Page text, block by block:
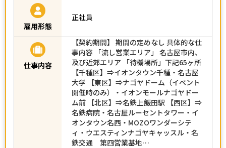
雇用形態
正社員
仕事内容
【契約期間】 期間の定めなし 具体的な仕
事内容 「流し営業エリア」 名古屋市内、
及び近郊エリア 「待機場所」下記65ヶ所
【千種区】⇒イオンタウン千種・名古屋
大学 【東区】⇒ナゴヤドーム（イベント
開催時のみ）・イオンモールナゴヤドー
ム前 【北区】⇒名鉄上飯田駅 【西区】⇒
名鉄病院・名古屋ルーセントタワー・イ
オンタウン名西・MOZOワンダーシテ
ィ・ウエスティンナゴヤキャッスル・名
鉄交通 第四営業基地…